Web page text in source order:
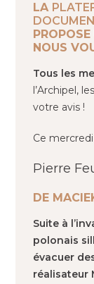
LA
NOUS
Tous les
l’Archipel,
votre avis !
Ce mercredi
Pierre
DE
Suite à
polonais
évacuer
réalisateur